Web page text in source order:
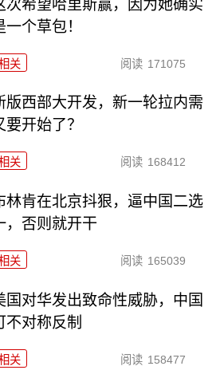
次希望哈里斯赢，因为她确实
一个草包！
关 阅读 171075
版西部大开发，新一轮拉内需
要开始了？
关 阅读 168412
林肯在北京抖狠，逼中国二选
，否则就开干
关 阅读 165039
国对华发出致命性威胁，中国
不对称反制
关 阅读 158477